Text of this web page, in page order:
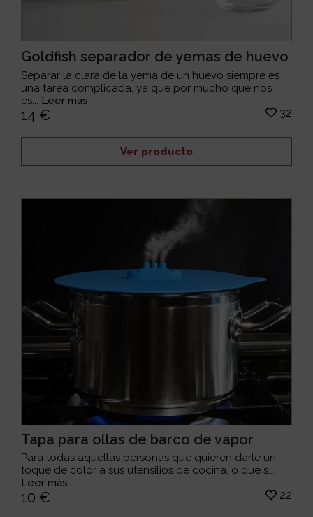
Goldfish separador de yemas de huevo
Separar la clara de la yema de un huevo siempre es
una tarea complicada, ya que por mucho que nos
es... Leer más
14 € 32
Ver producto
Tapa para ollas de barco de vapor
Para todas aquellas personas que quieren darle un
toque de color a sus utensilios de cocina, o que s...
Leer más
10 € 22